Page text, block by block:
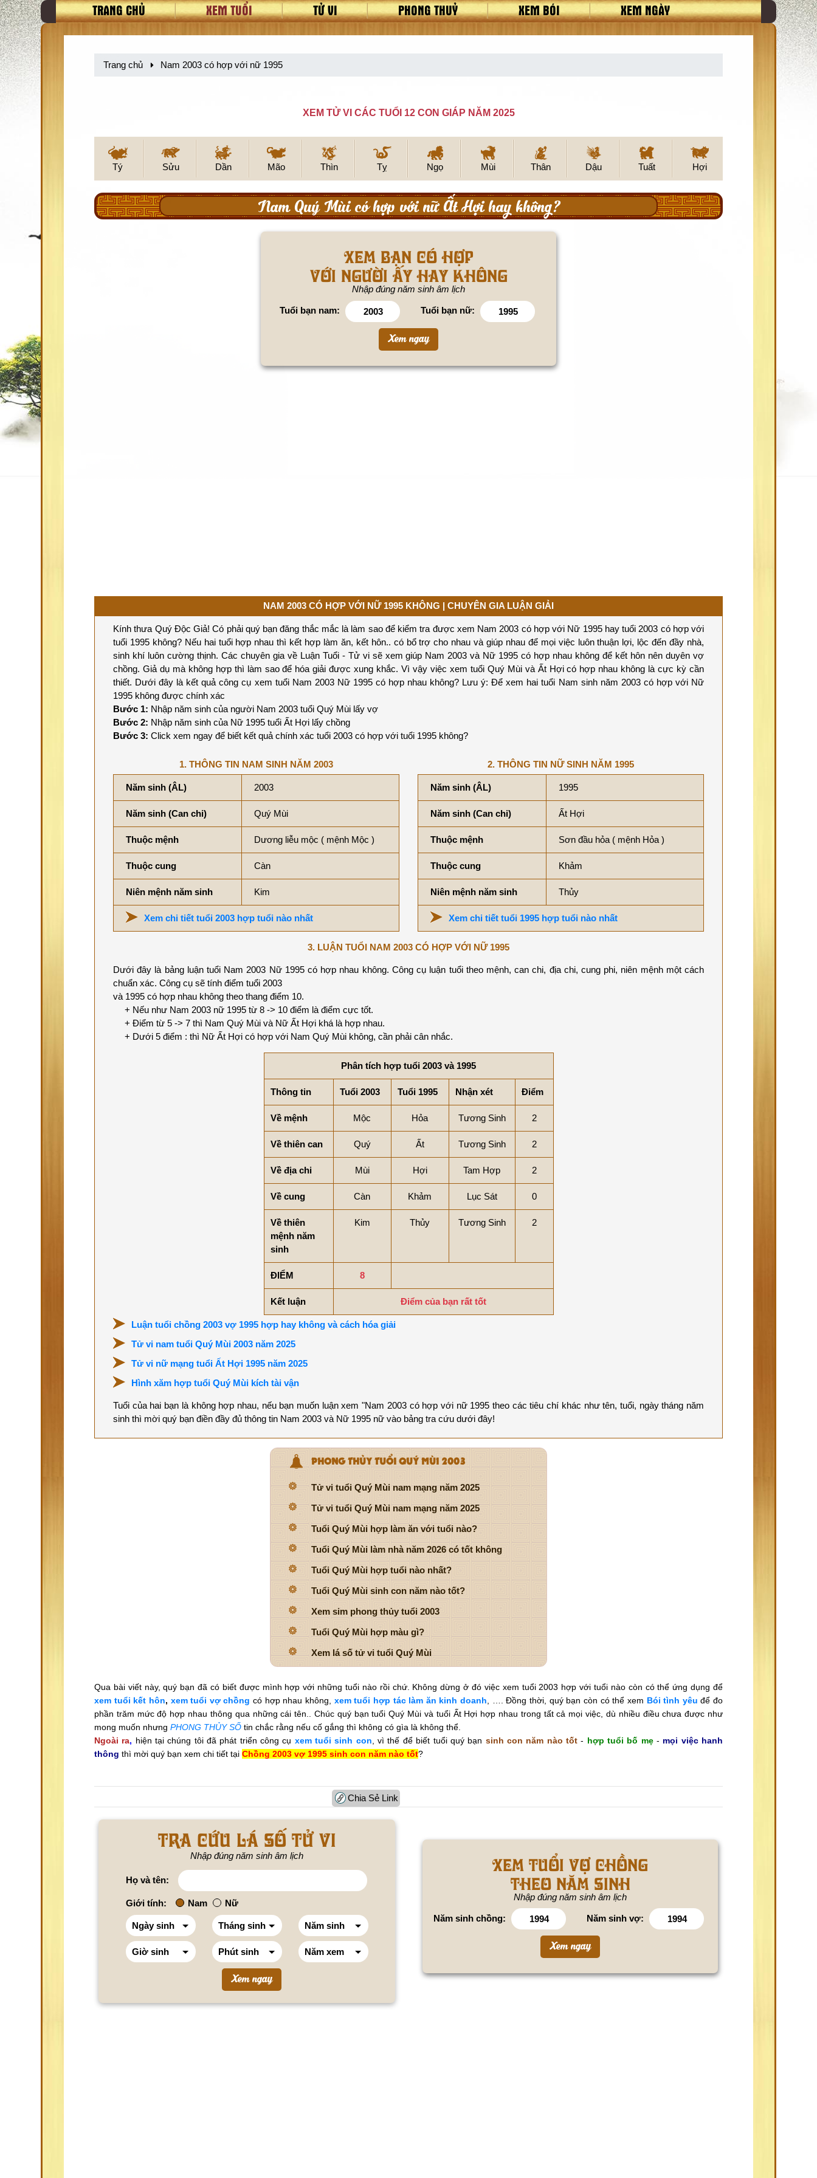
TRANG CHỦ XEM TUỔI TỬ VI PHONG THUỶ XEM BÓI XEM NGÀY
Trang chủ Nam 2003 có hợp với nữ 1995
XEM TỬ VI CÁC TUỔI 12 CON GIÁP NĂM 2025
Tý Sửu Dần Mão Thìn Tỵ Ngọ Mùi Thân Dậu Tuất Hợi
Nam Quý Mùi có hợp với nữ Ất Hợi hay không?
XEM BẠN CÓ HỢP
VỚI NGƯỜI ẤY HAY KHÔNG
Nhập đúng năm sinh âm lịch
Tuổi bạn nam: Tuổi bạn nữ:
NAM 2003 CÓ HỢP VỚI NỮ 1995 KHÔNG | CHUYÊN GIA LUẬN GIẢI
Kính thưa Quý Độc Giả! Có phải quý bạn đăng thắc mắc là làm sao để kiểm tra được xem Nam 2003 có hợp với Nữ 1995 hay tuổi 2003 có hợp với
tuổi 1995 không? Nếu hai tuổi hợp nhau thì kết hợp làm ăn, kết hôn.. có bổ trợ cho nhau và giúp nhau để mọi việc luôn thuận lợi, lộc đến đầy nhà,
sinh khí luôn cường thịnh. Các chuyên gia về Luận Tuổi - Tử vi sẽ xem giúp Nam 2003 và Nữ 1995 có hợp nhau không để kết hôn nên duyên vợ
chồng. Giả dụ mà không hợp thì làm sao để hóa giải được xung khắc. Vì vậy việc xem tuổi Quý Mùi và Ất Hợi có hợp nhau không là cực kỳ cần
thiết. Dưới đây là kết quả công cụ xem tuổi Nam 2003 Nữ 1995 có hợp nhau không? Lưu ý: Để xem hai tuổi Nam sinh năm 2003 có hợp với Nữ
1995 không được chính xác
Bước 1: Nhập năm sinh của người Nam 2003 tuổi Quý Mùi lấy vợ
Bước 2: Nhập năm sinh của Nữ 1995 tuổi Ất Hợi lấy chồng
Bước 3: Click xem ngay để biết kết quả chính xác tuổi 2003 có hợp với tuổi 1995 không?
1. THÔNG TIN NAM SINH NĂM 2003
Năm sinh (ÂL) 2003
Năm sinh (Can chi) Quý Mùi
Thuộc mệnh Dương liễu mộc ( mệnh Mộc )
Thuộc cung Càn
Niên mệnh năm sinh Kim
Xem chi tiết tuổi 2003 hợp tuổi nào nhất
2. THÔNG TIN NỮ SINH NĂM 1995
Năm sinh (ÂL) 1995
Năm sinh (Can chi) Ất Hợi
Thuộc mệnh Sơn đầu hỏa ( mệnh Hỏa )
Thuộc cung Khảm
Niên mệnh năm sinh Thủy
Xem chi tiết tuổi 1995 hợp tuổi nào nhất
3. LUẬN TUỔI NAM 2003 CÓ HỢP VỚI NỮ 1995
Dưới đây là bảng luận tuổi Nam 2003 Nữ 1995 có hợp nhau không. Công cụ luận tuổi theo mệnh, can chi, địa chi, cung phi, niên mệnh một cách
chuẩn xác. Công cụ sẽ tính điểm tuổi 2003
và 1995 có hợp nhau không theo thang điểm 10.
+ Nếu như Nam 2003 nữ 1995 từ 8 -> 10 điểm là điểm cực tốt.
+ Điểm từ 5 -> 7 thì Nam Quý Mùi và Nữ Ất Hợi khá là hợp nhau.
+ Dưới 5 điểm : thì Nữ Ất Hợi có hợp với Nam Quý Mùi không, cần phải cân nhắc.
Phân tích hợp tuổi 2003 và 1995
Thông tin Tuổi 2003 Tuổi 1995 Nhận xét Điểm
Về mệnh Mộc Hỏa Tương Sinh 2
Về thiên can Quý Ất Tương Sinh 2
Về địa chi Mùi Hợi Tam Hợp 2
Về cung Càn Khảm Lục Sát 0
Về thiên
mệnh năm
sinh
Kim Thủy Tương Sinh 2
ĐIỂM 8
Kết luận Điểm của bạn rất tốt
Luận tuổi chồng 2003 vợ 1995 hợp hay không và cách hóa giải
Tử vi nam tuổi Quý Mùi 2003 năm 2025
Tử vi nữ mạng tuổi Ất Hợi 1995 năm 2025
Hình xăm hợp tuổi Quý Mùi kích tài vận
Tuổi của hai bạn là không hợp nhau, nếu bạn muốn luận xem "Nam 2003 có hợp với nữ 1995 theo các tiêu chí khác như tên, tuổi, ngày tháng năm
sinh thì mời quý bạn điền đầy đủ thông tin Nam 2003 và Nữ 1995 nữ vào bảng tra cứu dưới đây!
PHONG THỦY TUỔI QUÝ MÙI 2003
Tử vi tuổi Quý Mùi nam mạng năm 2025
Tử vi tuổi Quý Mùi nam mạng năm 2025
Tuổi Quý Mùi hợp làm ăn với tuổi nào?
Tuổi Quý Mùi làm nhà năm 2026 có tốt không
Tuổi Quý Mùi hợp tuổi nào nhất?
Tuổi Quý Mùi sinh con năm nào tốt?
Xem sim phong thủy tuổi 2003
Tuổi Quý Mùi hợp màu gì?
Xem lá số tử vi tuổi Quý Mùi
Qua bài viết này, quý bạn đã có biết được mình hợp với những tuổi nào rồi chứ. Không dừng ở đó việc xem tuổi 2003 hợp với tuổi nào còn có thể ứng dụng để
xem tuổi kết hôn, xem tuổi vợ chồng có hợp nhau không, xem tuổi hợp tác làm ăn kinh doanh , …. Đồng thời, quý bạn còn có thể xem Bói tình yêu để đo
phần trăm mức độ hợp nhau thông qua những cái tên.
. Chúc quý bạn tuổi Quý Mùi và tuổi Ất Hợi hợp nhau trong tất cả mọi việc, dù nhiều điều chưa được như
mong muốn nhưng PHONG THỦY SỐ tin chắc rằng nếu cố gắng thì không có gìa là không thể.
Ngoài ra, hiện tại chúng tôi đã phát triển công cụ xem tuổi sinh con , vì thế để biết tuổi quý bạn sinh con năm nào tốt- hợp tuổi bố mẹ- mọi việc hanh
thông thì mời quý bạn xem chi tiết tại Chồng 2003 vợ 1995 sinh con năm nào tốt?
Chia Sẻ Link
Tra cứu lá số tử vi
Nhập đúng năm sinh âm lịch
Họ và tên:
Giới tính: Nam Nữ
Xem tuổi vợ chồng
theo năm sinh
Nhập đúng năm sinh âm lịch
Năm sinh chồng: Năm sinh vợ: